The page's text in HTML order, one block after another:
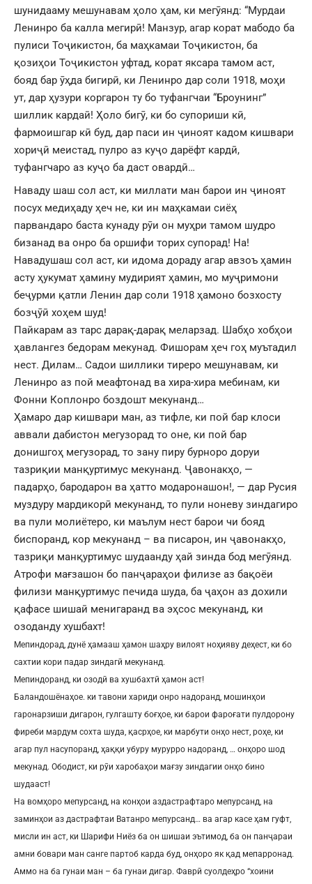
шунидааму мешунавам ҳоло ҳам, ки мегӯянд: “Мурдаи
Ленинро ба калла мегирӣ! Манзур, агар корат мабодо ба
пулиси Тоҷикистон, ба маҳкамаи Тоҷикистон, ба
қозиҳои Тоҷикистон уфтад, корат яксара тамом аст,
бояд бар ӯҳда бигирӣ, ки Ленинро дар соли 1918, моҳи
ут, дар ҳузури коргарон ту бо туфангчаи “Броунинг”
шиллик кардаӣ! Ҳоло бигӯ, ки бо супориши кӣ,
фармоишгар кӣ буд, дар паси ин ҷиноят кадом кишвари
хориҷӣ меистад, пулро аз куҷо дарёфт кардӣ,
туфангчаро аз куҷо ба даст овардӣ…
Наваду шаш сол аст, ки миллати ман барои ин ҷиноят
посух медиҳаду ҳеч не, ки ин маҳкамаи сиёҳ
парвандаро баста кунаду рӯи он муҳри тамом шудро
бизанад ва онро ба оршифи торих супорад! На!
Навадушаш сол аст, ки идома дораду агар авзоъ ҳамин
асту ҳукумат ҳамину мудирият ҳамин, мо муҷримони
беҷурми қатли Ленин дар соли 1918 ҳамоно бозхосту
бозҷӯӣ хоҳем шуд!
Пайкарам аз тарс дарақ-дарақ меларзад. Шабҳо хобҳои
ҳавлангез бедорам мекунад. Фишорам ҳеч гоҳ муътадил
нест. Дилам… Садои шиллики тиреро мешунавам, ки
Ленинро аз пой меафтонад ва хира-хира мебинам, ки
Фонни Коплонро боздошт мекунанд…
Ҳамаро дар кишвари ман, аз тифле, ки пой бар клоси
аввали дабистон мегузорад то оне, ки пой бар
донишгоҳ мегузорад, то зану пиру бурноро доруи
тазриқии манқуртимус мекунанд. Ҷавонакҳо, —
падарҳо, бародарон ва ҳатто модаронашон!, — дар Русия
муздуру мардикорӣ мекунанд, то пули ноневу зиндагиро
ва пули молиётеро, ки маълум нест барои чи бояд
биспоранд, кор мекунанд – ва писарон, ин ҷавонакҳо,
тазриқи манқуртимус шудаанду ҳай зинда бод мегӯянд.
Атрофи мағзашон бо панҷараҳои филизе аз бақоёи
филизи манқуртимус печида шуда, ба ҷаҳон аз дохили
қафасе шишаӣ менигаранд ва эҳсос мекунанд, ки
озоданду хушбахт!
Мепиндорад, дунё ҳамааш ҳамон шаҳру вилоят ноҳияву деҳест, ки бо
сахтии кори падар зиндагӣ мекунанд.
Мепиндоранд, ки озодӣ ва хушбахтӣ ҳамон аст!
Баландошёнаҳое. ки тавони хариди онро надоранд, мошинҳои
гаронарзиши дигарон, гулгашту боғҳое, ки барои фароғати пулдорону
фиреби мардум сохта шуда, қасрҳое, ки марбути онҳо нест, роҳе, ки
агар пул насупоранд, ҳаққи убуру мурурро надоранд, … онҳоро шод
мекунад. Ободист, ки рӯи харобаҳои мағзу зиндагии онҳо бино
шудааст!
На вомҳоро мепурсанд, на конҳои аздастрафтаро мепурсанд, на
заминҳои аз дастрафтаи Ватанро мепурсанд… ва агар касе ҳам гуфт,
мисли ин аст, ки Шарифи Ниёз ба он шишаи эътимод, ба он панҷараи
амни бовари ман санге партоб карда буд, онҳоро як қад мепарронад.
Аммо на ба гунаи ман – ба гунаи дигар. Фаврӣ суолдеҳро “хоини